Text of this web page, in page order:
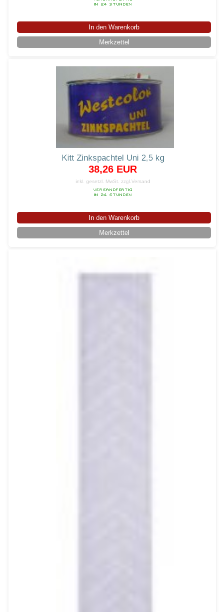
In den Warenkorb
Merkzettel
Kitt Zinkspachtel Uni 2,5 kg
38,26 EUR
inkl. gesetzl. MwSt. zzgl.Versand
In den Warenkorb
Merkzettel